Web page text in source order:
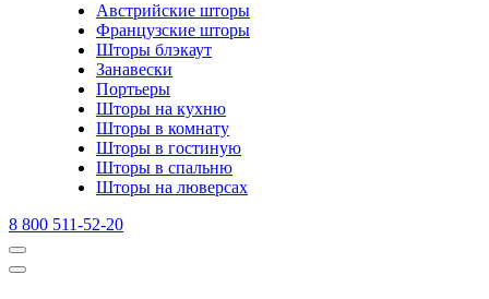
Австрийские шторы
Французские шторы
Шторы блэкаут
Занавески
Портьеры
Шторы на кухню
Шторы в комнату
Шторы в гостиную
Шторы в спальню
Шторы на люверсах
8 800 511-52-20